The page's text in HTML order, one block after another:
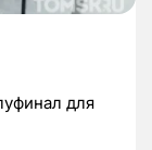
для